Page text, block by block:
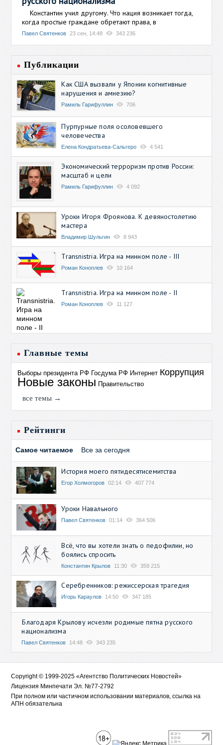
Константин учил другому. Что нация возникает тогда,
когда простые граждане обретают права, в
Павел Святенков 23 сен, 14:48 343 236
Публикации
Как США вызвали у Японии когнитивные
нарушения и амнезию?
Рамиль Гарифуллин 706
Пурпурные поля осоловевшего
человечества
Елена Кондратьева-Сальгеро 4 541
Экономический терроризм против России:
масштаб и цели
Рамиль Гарифуллин 4 092
Уроки Игоря Фроянова. К девяностолетию
мастера
Владимир Шульгин 8 943
Transnistria. Игра на минном поле - III
Роман Коноплев 10 164
Transnistria. Игра на минном поле - II
Роман Коноплев 11 127
Главные темы
Выборы президента РФ Госдума РФ Интернет Коррупция
Новые законы Правительство
все темы →
Рейтинги
Самое читаемое Все за сегодня
История моего пятидесятисемитства
Егор Холмогоров 02:14 407 774
Уроки Навального
Павел Святенков 01:14 364 506
Всё, что вы хотели знать о педофилии, но
боялись спросить
Константин Крылов 11:30 359 215
Серебренников: режиссерская трагедия
Игорь Караулов 14:50 347 185
Благодаря Крылову исчезли родимые пятна русского
национализма
Павел Святенков 14:48 343 235
Copyright © 1999-2025 «Агентство Политических Новостей»
Лицензия Минпечати Эл. №77-2792
При полном или частичном использовании материалов, ссылка на
АПН обязательна